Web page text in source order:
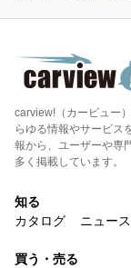
carview!（カービュー
らゆる情報やサービス
報から、ユーザーや専
多く掲載しています。
知る
カタログ
ニュース
買う・売る